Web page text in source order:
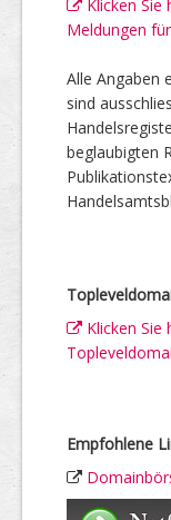
Klicken
Meldungen
Alle Angaben
sind
beglaubigten
Klicken
Empfohlene